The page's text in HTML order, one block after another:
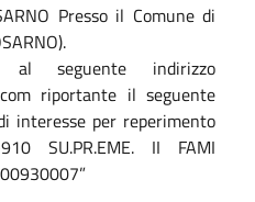
Presso il Comune di
seguente indirizzo
riportante il seguente
interesse per reperimento
SU.PR.EME. II FAMI